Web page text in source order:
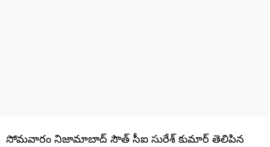
సోమవారం నిజామాబాద్‌‌‌‌ సౌత్‌‌‌‌ సీఐ సురేశ్​ కుమార్ తెలిపిన